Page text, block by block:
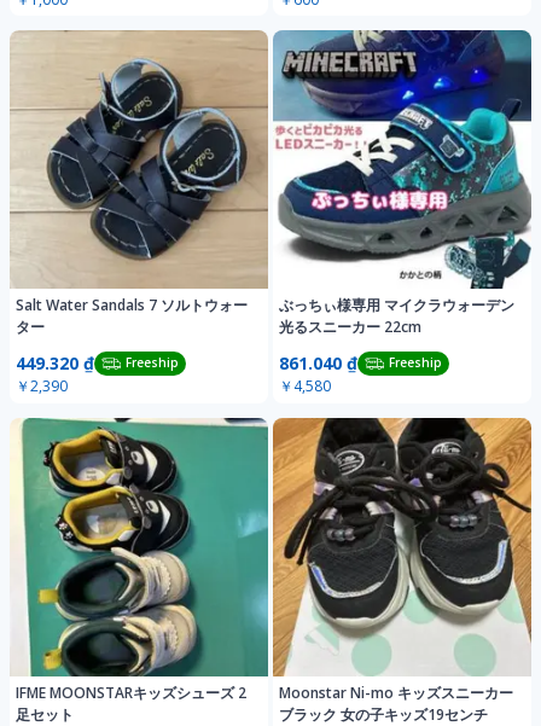
Salt Water Sandals 7 ソルトウォー
ター
449.320 ₫ Freeship
￥2,390
ぶっちぃ様専用 マイクラウォーデン
光るスニーカー 22cm
861.040 ₫ Freeship
￥4,580
IFME MOONSTARキッズシューズ 2
足セット
Moonstar Ni-mo キッズスニーカー
ブラック 女の子キッズ19センチ